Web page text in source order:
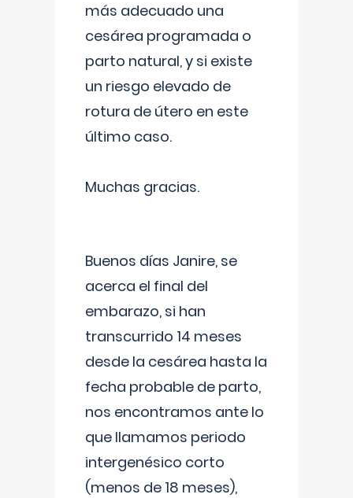
más adecuado una
cesárea programada o
parto natural, y si existe
un riesgo elevado de
rotura de útero en este
último caso.
Muchas gracias.
Buenos días Janire, se
acerca el final del
embarazo, si han
transcurrido 14 meses
desde la cesárea hasta la
fecha probable de parto,
nos encontramos ante lo
que llamamos periodo
intergenésico corto
(menos de 18 meses),